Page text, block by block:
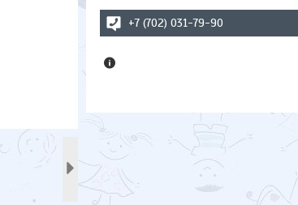
+7 (702) 031-79-90